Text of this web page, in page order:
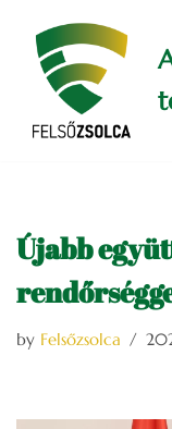
Skip
content
Újabb
by Felsőzsolca